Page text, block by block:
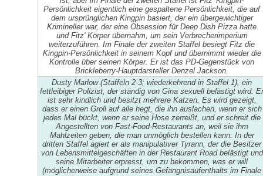
Persönlichkeit eigentlich eine gespaltene Persönlichkeit, die auf
dem ursprünglichen Kingpin basiert, der ein übergewichtiger
Krimineller war, der eine Obsession für Deep Dish Pizza hatte
und Fitz' Körper übernahm, um sein Verbrecherimperium
weiterzuführen. Im Finale der zweiten Staffel besiegt Fitz die
Kingpin-Persönlichkeit in seinem Kopf und übernimmt wieder die
Kontrolle über seinen Körper. Er ist das PD-Gegenstück von
Brickleberry-Hauptdarsteller Denzel Jackson.
Dusty Marlow (Staffeln 2-3; wiederkehrend in Staffel 1), ein
fettleibiger Polizist, der ständig von Gina sexuell belästigt wird. Er
ist sehr kindlich und besitzt mehrere Katzen. Es wird gezeigt,
dass er einen Groll auf alle hegt, die ihn auslachen, wenn er sich
jedes Mal bückt, wenn er seine Hose zerreißt, und er schreit die
Angestellten von Fast-Food-Restaurants an, weil sie ihm
Mahlzeiten geben, die man unmöglich bestellen kann. In der
dritten Staffel agiert er als manipulativer Tyrann, der die Besitzer
von Lebensmittelgeschäften in der Restaurant Road belästigt und
seine Mitarbeiter erpresst, um zu bekommen, was er will
(möglicherweise aufgrund seines Gefängnisaufenthalts im Finale